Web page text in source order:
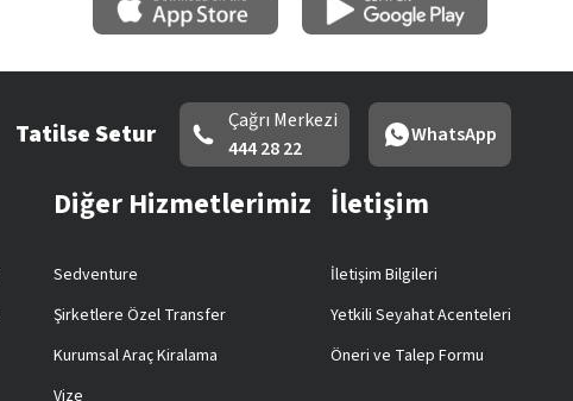
Tatilse Setur
Çağrı Merkezi
444 28 22
WhatsApp
Diğer Hizmetlerimiz
Sedventure
Şirketlere Özel Transfer
Kurumsal Araç Kiralama
İletişim
İletişim Bilgileri
Yetkili Seyahat Acenteleri
Öneri ve Talep Formu